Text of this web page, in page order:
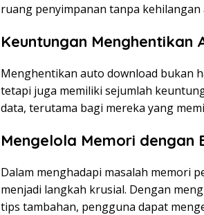
ruang penyimpanan tanpa
Keuntungan Menghentikan
Menghentikan auto download bukan
tetapi juga memiliki sejumlah
data, terutama bagi mereka yang
Mengelola Memori dengan
Dalam menghadapi masalah memori
menjadi langkah krusial. Dengan
tips tambahan, pengguna dapat